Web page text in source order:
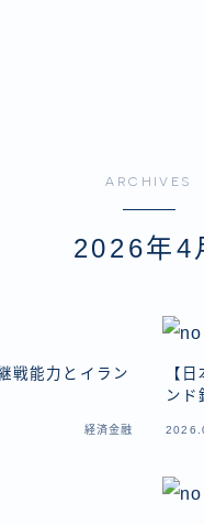
ARCHIVES
2026年4
戦能力とイラン
経済金融
【
ンド